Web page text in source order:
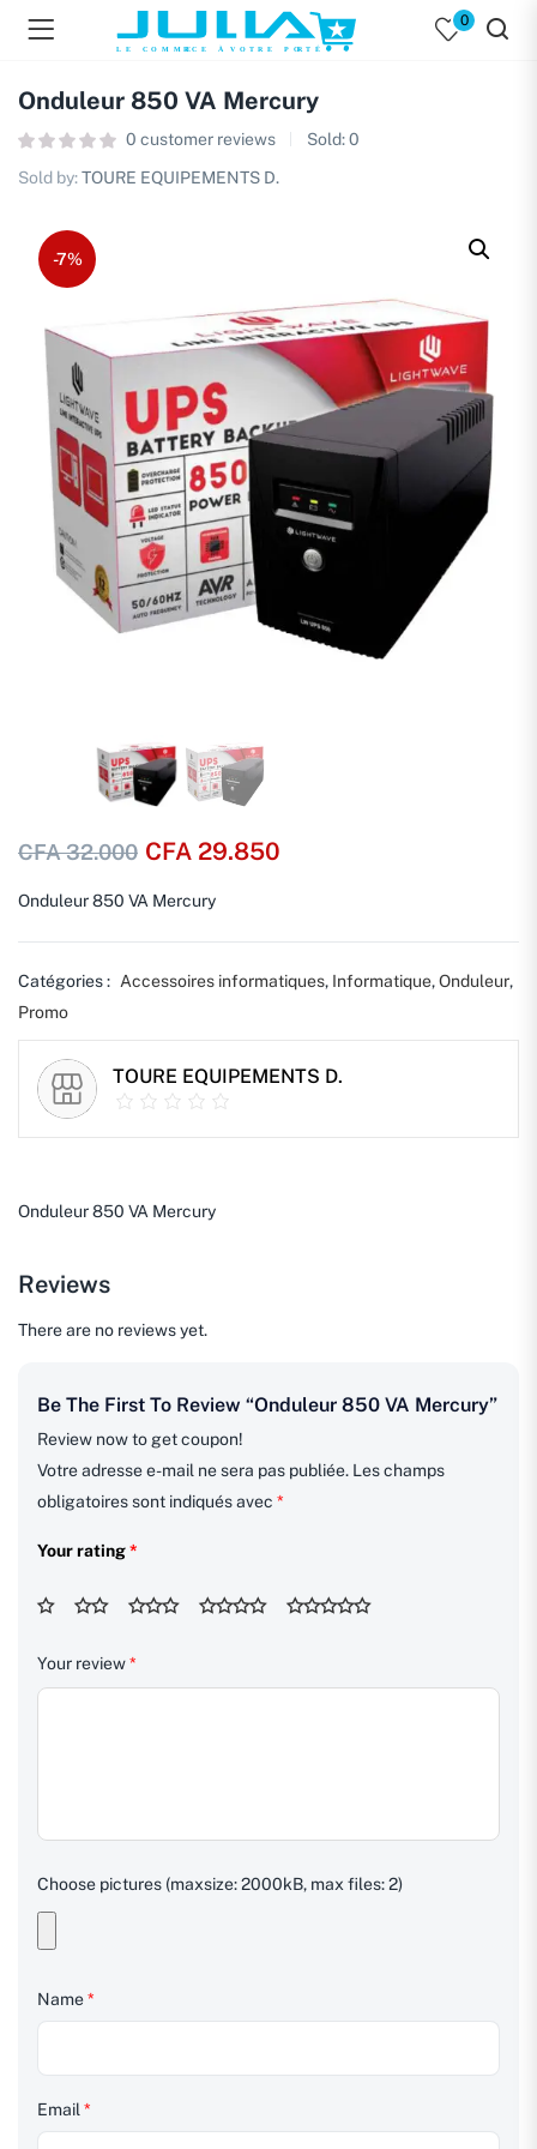
0
Onduleur 850 VA Mercury
0 customer reviews Sold:0
Sold by:TOURE EQUIPEMENTS D.
-7%
CFA32.000 CFA 29.850
Onduleur 850 VA Mercury
Catégories : Accessoires informatiques, Informatique,Onduleur,
Promo
TOURE EQUIPEMENTS D.
Onduleur 850 VA Mercury
Reviews
There are no reviews yet.
Be The First To Review “Onduleur 850 VA Mercury”
Review now to get coupon!
Votre adresse e-mail ne sera pas publiée. Les champs
obligatoires sont indiqués avec *
Your rating*
Your review*
Choose pictures (maxsize: 2000kB, max files: 2)
Name*
Email*